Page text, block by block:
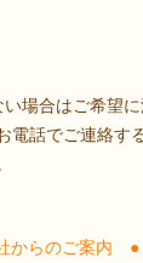
場合はご希望
電話でご連絡す
からのご案内